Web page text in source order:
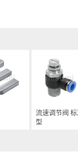
流速调节阀 标
型